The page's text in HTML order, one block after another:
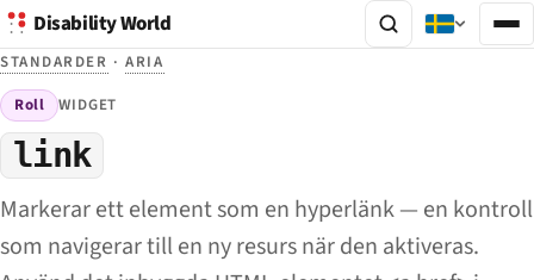
Disability World
STANDARDER ·ARIA
Roll WIDGET
link
Markerar ett element som en hyperlänk — en kontroll
som navigerar till en ny resurs när den aktiveras.